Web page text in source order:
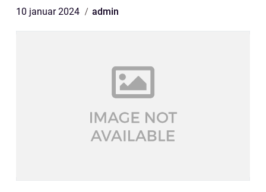
10 januar 2024 admin